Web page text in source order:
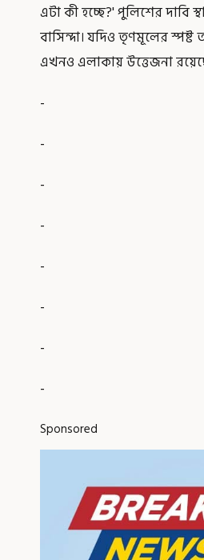
এটা কী হচ্ছে?' পুলিশের দাবি
বাসিন্দা। যদিও তৃণমূলের
এখনও এলাকায় উত্তেজনা
-
-
-
-
-
-
-
-
Sponsored